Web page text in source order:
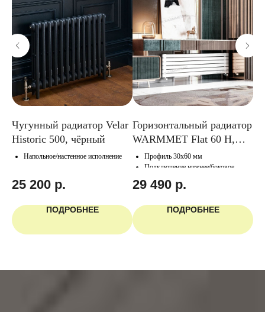
Чугунный радиатор Velar
Historic 500, чёрный
Напольное/настенное исполнение
25 200 р.
ПОДРОБНЕЕ
Горизонтальный радиатор
WARMMET Flat 60 H,
белый
Профиль 30х60 мм
Подключение нижнее/боковое
29 490 р.
ПОДРОБНЕЕ